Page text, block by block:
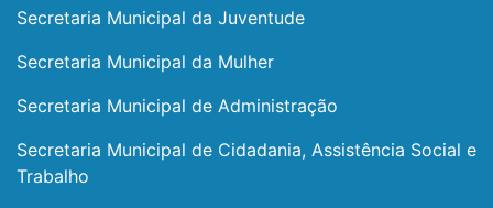
Secretaria Municipal da Juventude
Secretaria Municipal da Mulher
Secretaria Municipal de Administração
Secretaria Municipal de Cidadania, Assistência Social e
Trabalho